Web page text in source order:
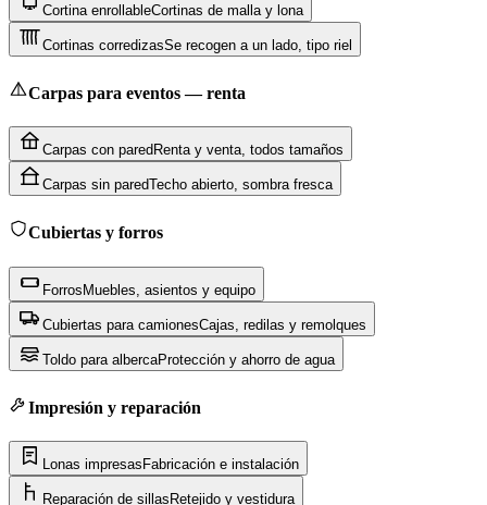
Cortina enrollableCortinas de malla y lona
Cortinas corredizasSe recogen a un lado, tipo riel
Carpas para eventos — renta
Carpas con pared Renta y venta, todos tamaños
Carpas sin paredTecho abierto, sombra fresca
Cubiertas y forros
ForrosMuebles, asientos y equipo
Cubiertas para camionesCajas, redilas y remolques
Toldo para albercaProtección y ahorro de agua
Impresión y reparación
Lonas impresas Fabricación e instalación
Reparación de sillas Retejido y vestidura